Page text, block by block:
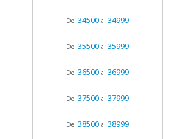
Del 34500al 34999
Del 35500al 35999
Del 36500al 36999
Del 37500al 37999
Del 38500al 38999